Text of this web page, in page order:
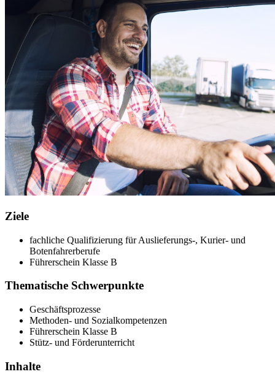
Ziele
fachliche Qualifizierung für Auslieferungs-, Kurier- und
Botenfahrerberufe
Führerschein Klasse B
Thematische Schwerpunkte
Geschäftsprozesse
Methoden- und Sozialkompetenzen
Führerschein Klasse B
Stütz- und Förderunterricht
Inhalte